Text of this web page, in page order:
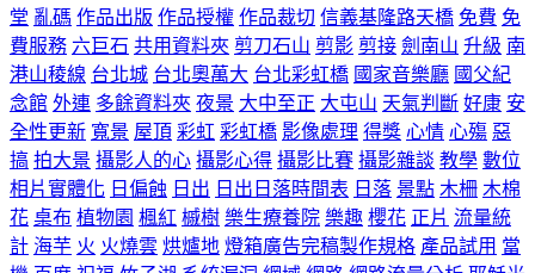
堂 亂碼 作品出版 作品授權 作品裁切 信義基隆路天橋 免費 免
費服務 六巨石 共用資料夾 剪刀石山 剪影 剪接 劍南山 升級 南
港山稜線 台北城 台北奧萬大 台北彩虹橋 國家音樂廳 國父紀
念館 外連 多餘資料夾 夜景 大中至正 大屯山 天氣判斷 好康 安
全性更新 寬景 屋頂 彩虹 彩虹橋 影像處理 得獎 心情 心殤 惡
搞 拍大景 攝影人的心 攝影心得 攝影比賽 攝影雜談 教學 數位
相片實體化 日偏蝕 日出 日出日落時間表 日落 景點 木柵 木棉
花 桌布 植物園 楓紅 槭樹 樂生療養院 樂趣 櫻花 正片 流量統
計 海芋 火 火燒雲 烘爐地 燈箱廣告完稿製作規格 產品試用 當